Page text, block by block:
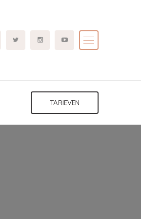
TARIEVEN